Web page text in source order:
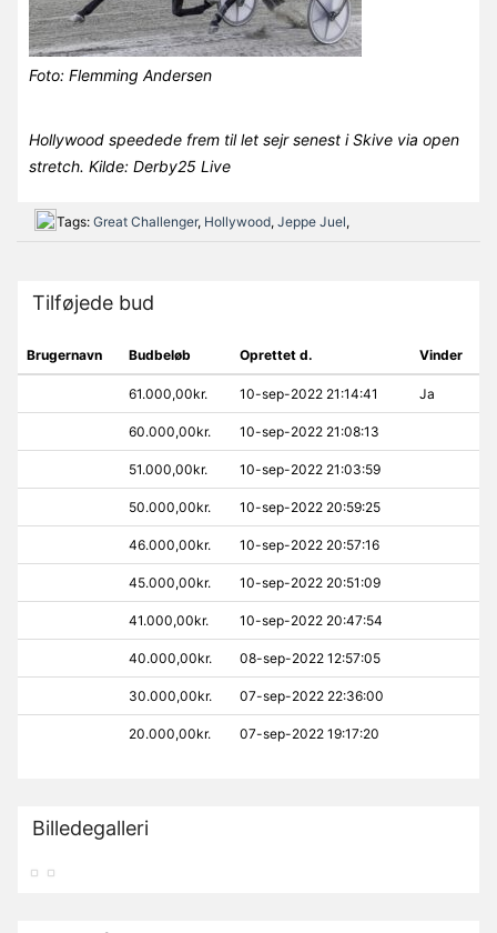
Foto: Flemming Andersen
Hollywood speedede frem til let sejr senest i Skive via open
stretch. Kilde: Derby25 Live
Tags: Great Challenger, Hollywood, Jeppe Juel,
Tilføjede bud
Brugernavn Budbeløb Oprettet d. Vinder
61.000,00kr. 10-sep-2022 21:14:41 Ja
60.000,00kr. 10-sep-2022 21:08:13
51.000,00kr. 10-sep-2022 21:03:59
50.000,00kr. 10-sep-2022 20:59:25
46.000,00kr. 10-sep-2022 20:57:16
45.000,00kr. 10-sep-2022 20:51:09
41.000,00kr. 10-sep-2022 20:47:54
40.000,00kr. 08-sep-2022 12:57:05
30.000,00kr. 07-sep-2022 22:36:00
20.000,00kr. 07-sep-2022 19:17:20
Billedegalleri